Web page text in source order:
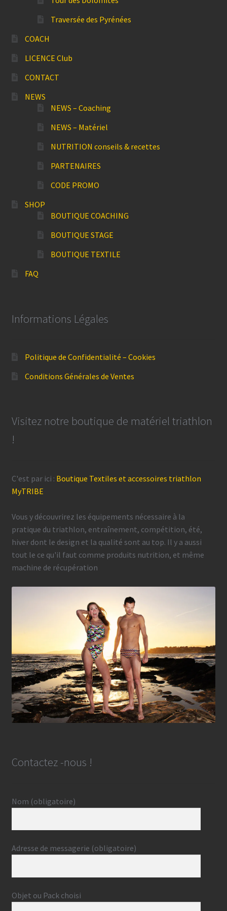
Traversée des Pyrénées
COACH
LICENCE Club
CONTACT
NEWS
NEWS – Coaching
NEWS – Matériel
NUTRITION conseils & recettes
PARTENAIRES
CODE PROMO
SHOP
BOUTIQUE COACHING
BOUTIQUE STAGE
BOUTIQUE TEXTILE
FAQ
Informations Légales
Politique de Confidentialité – Cookies
Conditions Générales de Ventes
Visitez notre boutique de matériel triathlon
!
C'est par ici : Boutique Textiles et accessoires triathlon
MyTRIBE
Vous y découvrirez les équipements nécessaire à la
pratique du triathlon, entraînement, compétition, été,
hiver dont le design et la qualité sont au top. Il y a aussi
tout le ce qu'il faut comme produits nutrition, et même
machine de récupération
Contactez -nous !
Nom (obligatoire)
Adresse de messagerie (obligatoire)
Objet ou Pack choisi